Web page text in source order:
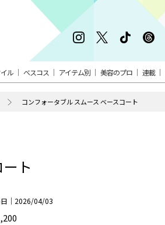
ル ベスコス アイテム別 美容のプロ 連載
コンフォータブル スムース ベースコート
ト
｜2026/04/03